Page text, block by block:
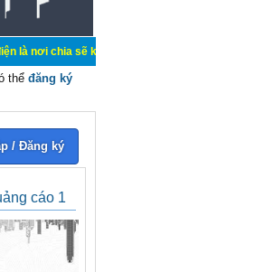
sẽ kiến thức kinh nghiệm trong lãnh vực cơ
thể đăng ký
/ Đăng ký
cáo 1